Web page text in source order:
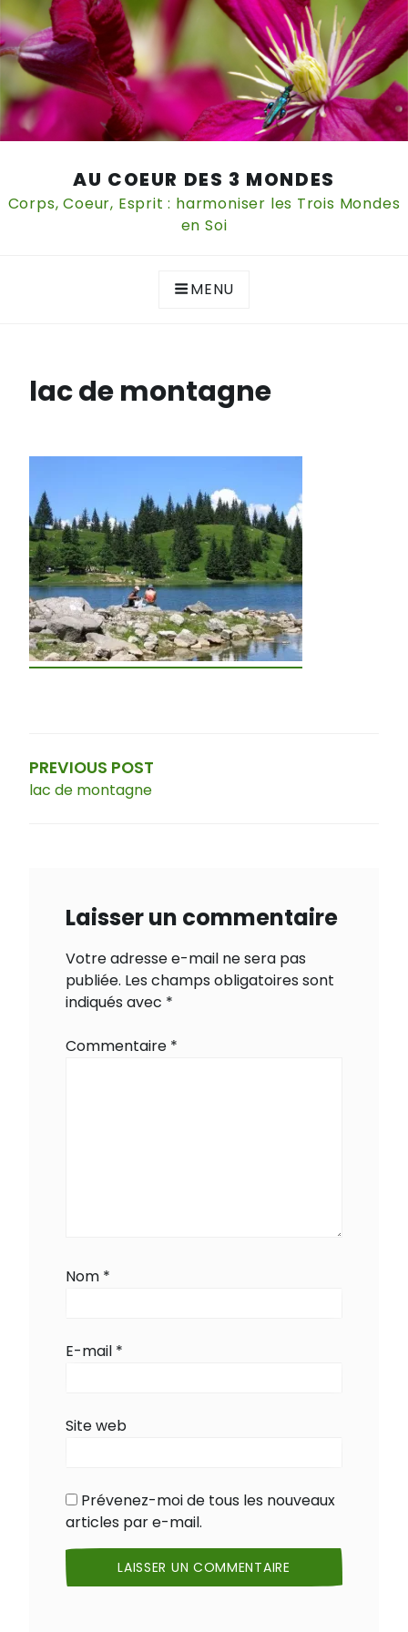
content
AU COEUR DES 3 MONDES
Corps, Coeur, Esprit : harmoniser les Trois Mondes
en Soi
MENU
lac de montagne
l’article
PREVIOUS POST
lac de montagne
Laisser un commentaire
Votre adresse e-mail ne sera pas
publiée. Les champs obligatoires sont
indiqués avec *
Commentaire *
Nom *
E-mail *
Site web
Prévenez-moi de tous les nouveaux
articles par e-mail.